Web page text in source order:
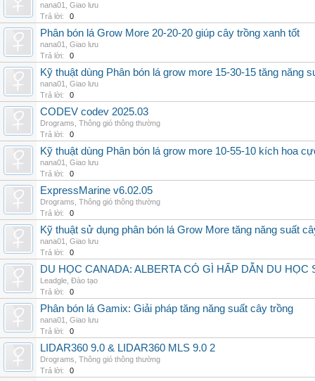
nana01
Giao lưu
Trả lời:
0
Phân bón lá Grow More 20-20-20 giúp cây trồng xanh tốt
nana01
Giao lưu
Trả lời:
0
Kỹ thuật dùng Phân bón lá grow more 15-30-15 tăng năng
nana01
Giao lưu
Trả lời:
0
CODEV codev 2025.03
Drograms Thông gió thông thường
Trả lời:
0
Kỹ thuật dùng Phân bón lá grow more 10-55-10 kích hoa
nana01
Giao lưu
Trả lời:
0
ExpressMarine v6.02.05
Drograms Thông gió thông thường
Trả lời:
0
Kỹ thuật sử dụng phân bón lá Grow More tăng năng suất
nana01
Giao lưu
Trả lời:
0
DU HỌC CANADA: ALBERTA CÓ GÌ HẤP DẪN DU HỌC
Leadgle Đào tạo
Trả lời:
0
Phân bón lá Gamix: Giải pháp tăng năng suất cây trồng
nana01
Giao lưu
Trả lời:
0
LIDAR360 9.0 & LIDAR360 MLS 9.0 2
Drograms Thông gió thông thường
Trả lời:
0